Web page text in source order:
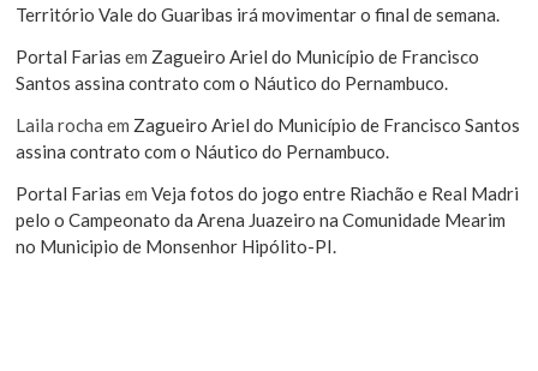
Território Vale do Guaribas irá movimentar o final de semana.
Portal Farias em Zagueiro Ariel do Município de Francisco
Santos assina contrato com o Náutico do Pernambuco.
Laila rocha em Zagueiro Ariel do Município de Francisco Santos
assina contrato com o Náutico do Pernambuco.
Portal Farias emVeja fotos do jogo entre Riachão e Real Madri
pelo o Campeonato da Arena Juazeiro na Comunidade Mearim
no Municipio de Monsenhor Hipólito-PI.